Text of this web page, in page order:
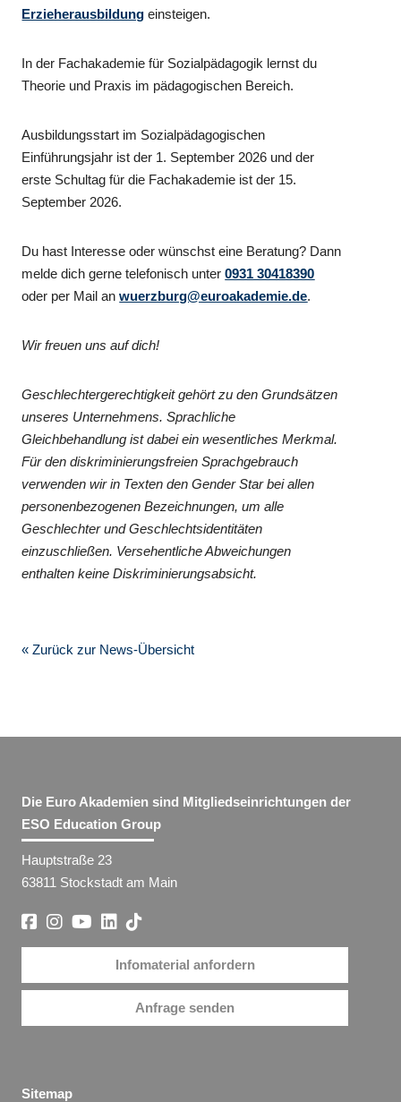
Erzieherausbildung einsteigen.
In der Fachakademie für Sozialpädagogik lernst du
Theorie und Praxis im pädagogischen Bereich.
Ausbildungsstart im Sozialpädagogischen
Einführungsjahr ist der 1. September 2026 und der
erste Schultag für die Fachakademie ist der 15.
September 2026.
Du hast Interesse oder wünschst eine Beratung? Dann
melde dich gerne telefonisch unter0931 30418390
oder per Mail anwuerzburg@euroakademie.de.
Wir freuen uns auf dich!
Geschlechtergerechtigkeit gehört zu den Grundsätzen
unseres Unternehmens. Sprachliche
Gleichbehandlung ist dabei ein wesentliches Merkmal.
Für den diskriminierungsfreien Sprachgebrauch
verwenden wir in Texten den Gender Star bei allen
personenbezogenen Bezeichnungen, um alle
Geschlechter und Geschlechtsidentitäten
einzuschließen. Versehentliche Abweichungen
enthalten keine Diskriminierungsabsicht.
« Zurück zur News-Übersicht
Die Euro Akademien sind Mitgliedseinrichtungen der
ESO Education Group
Hauptstraße 23
63811 Stockstadt am Main
Infomaterial anfordern
Anfrage senden
Sitemap